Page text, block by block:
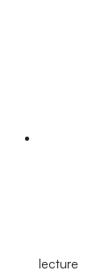
lecture